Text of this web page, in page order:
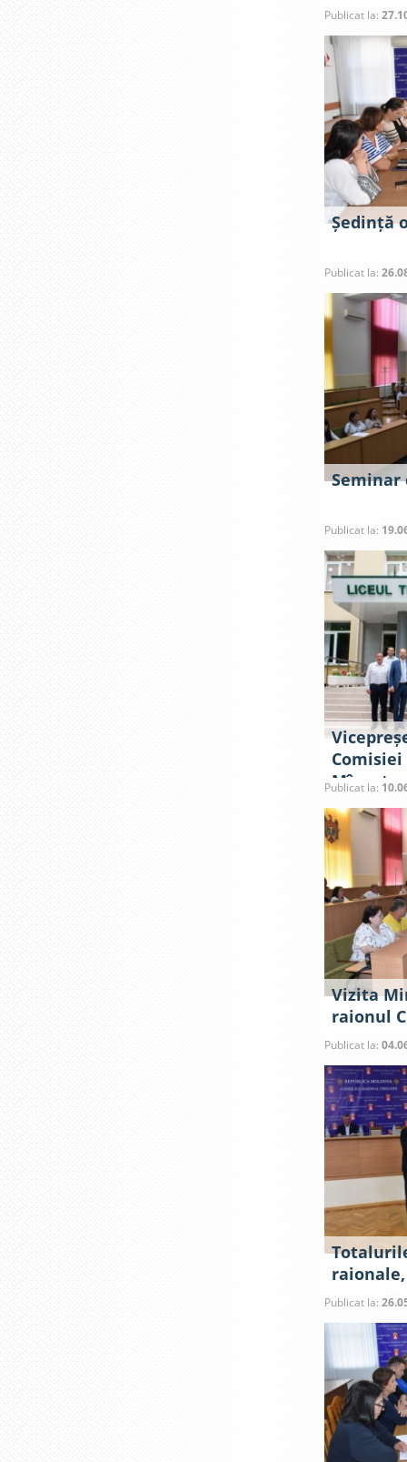
Publicat la:
Ședință
Publicat la:
Publicat la:
Comisiei
Publicat la:
Vizita
raionul
Publicat la:
Publicat la: